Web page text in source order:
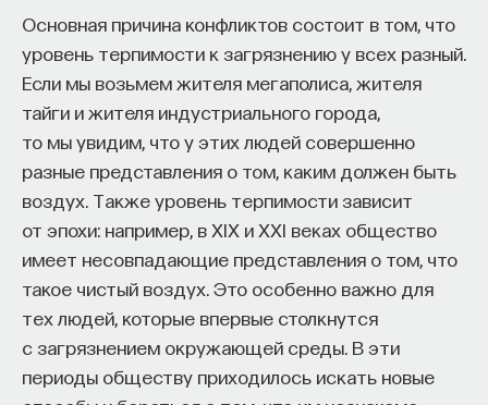
Основная причина конфликтов состоит в том, что
уровень терпимости к загрязнению у всех разный.
Если мы возьмем жителя мегаполиса, жителя
тайги и жителя индустриального города,
то мы увидим, что у этих людей совершенно
разные представления о том, каким должен быть
воздух. Также уровень терпимости зависит
от эпохи: например, в XIX и XXI веках общество
имеет несовпадающие представления о том, что
такое чистый воздух. Это особенно важно для
тех людей, которые впервые столкнутся
с загрязнением окружающей среды. В эти
периоды обществу приходилось искать новые
Для уже готовых специалистов достаточно
оставить информацию о себе: образование, опыт
работы, навыки, интересы и владение
иностранными языками. Команда
будет искать, где эти навыки могут быть
применены, и поможет найти международную
deep tech
сможет раскрыть свои таланты.​ Для тех, кто ещё
и индивидуальные консультации, чтобы понять,
как развить необходимые навыки. Позднее будет
запущена серия спецпроектов, рассказывающих
о разных индустриях и их устройстве.​
на незнакомую обстановку, степень внушаемости,
но не то, насколько вина доказана.
Тест Фрая использовался в Соединенных Штатах,
пока не появился другой тест в 1990-е годы,
который называется тестом Дубера. Это более
любопытная история, описывающая судебную
тяжбу между производителем лекарств
и потребителями, которые обвиняли большую
фармацевтическую компанию
в злоупотреблениях и в предположительной вине
в гибели зародыша.
В рамках судопроизводства возник другой тест,